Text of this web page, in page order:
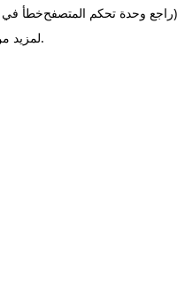
خطأ في(راجع وحدة تحكم المتصفح
لمزيد.